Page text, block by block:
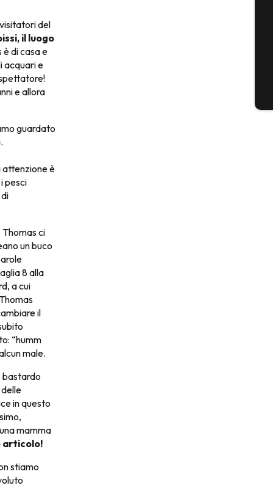
del
il luogo
è di casa e
acquari e
e allora
guardato
attenzione è
pesci
ci
un buco
8 alla
a cui
il
“humm
male.
bastardo
in questo
mamma
articolo!
stiamo